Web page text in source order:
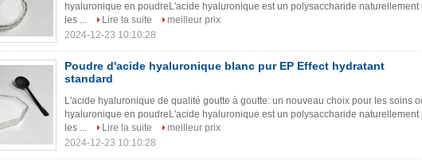
hyaluronique en poudreL'acide hyaluronique est un polysaccharide
les ...
Lire la suite
meilleur prix
2024-12-23 10:10:28
Poudre d'acide hyaluronique blanc pur EP Effect hydratant
standard
L'acide hyaluronique de qualité goutte à goutte: un nouveau choix pour les soins
hyaluronique en poudreL'acide hyaluronique est un polysaccharide
les ...
Lire la suite
meilleur prix
2024-12-23 10:10:28